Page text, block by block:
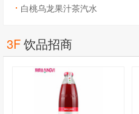
白桃乌龙果汁茶汽水
3F饮品招商